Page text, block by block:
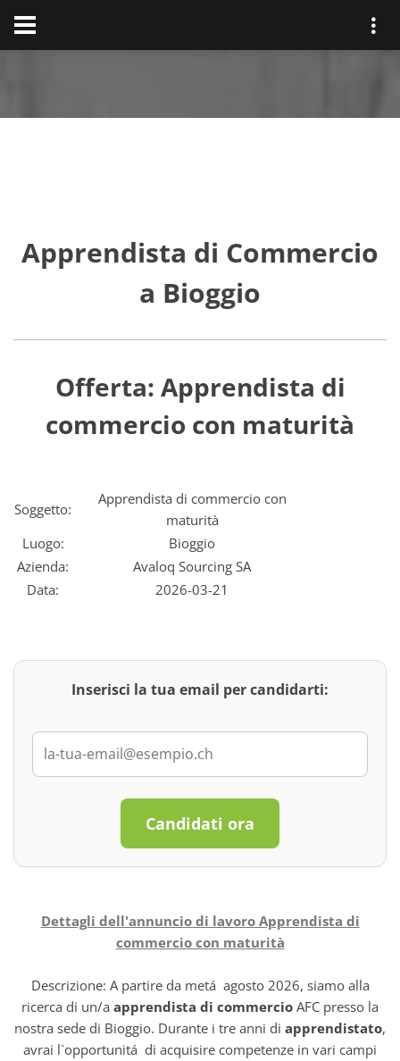
Apprendista di Commercio
a Bioggio
Offerta: Apprendista di
commercio con maturità
Soggetto:
Apprendista di commercio con
maturità
Luogo:
Bioggio
Azienda:
Avaloq Sourcing SA
Data:
2026-03-21
Inserisci la tua email per candidarti:
Candidati ora
Dettagli dell'annuncio di lavoro Apprendista di
commercio con maturità
Descrizione: A partire da metá agosto 2026, siamo alla
ricerca di un/a apprendista di commercio AFC presso la
nostra sede di Bioggio. Durante i tre anni di apprendistato,
avrai l`opportunitá di acquisire competenze in vari campi